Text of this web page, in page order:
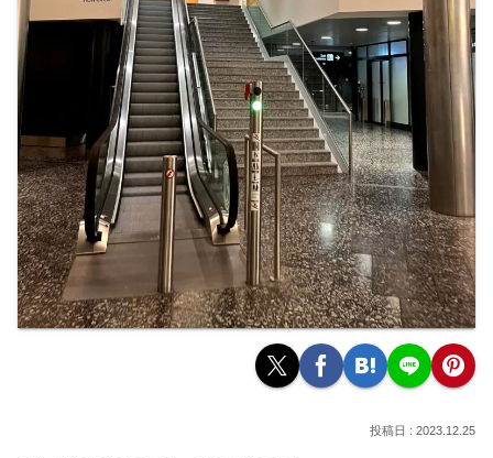
2023.12.25